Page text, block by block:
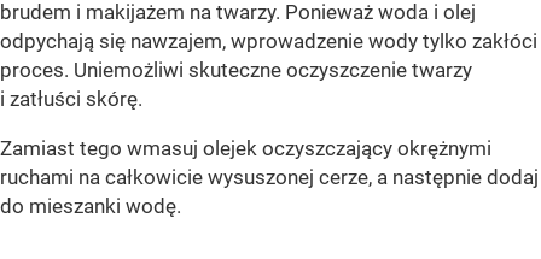
brudem i makijażem na twarzy. Ponieważ woda i olej
odpychają się nawzajem, wprowadzenie wody tylko zakłóci
proces. Uniemożliwi skuteczne oczyszczenie twarzy
i zatłuści skórę.
Zamiast tego wmasuj olejek oczyszczający okrężnymi
ruchami na całkowicie wysuszonej cerze, a następnie dodaj
do mieszanki wodę.